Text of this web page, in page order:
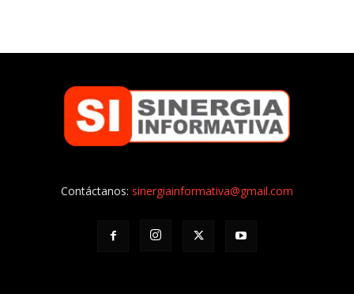
Contáctanos: sinergiainformativa@gmail.com